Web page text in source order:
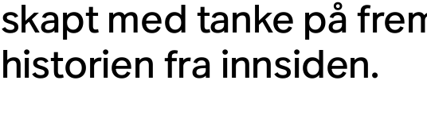
skapt med tanke på
historien fra innsiden.